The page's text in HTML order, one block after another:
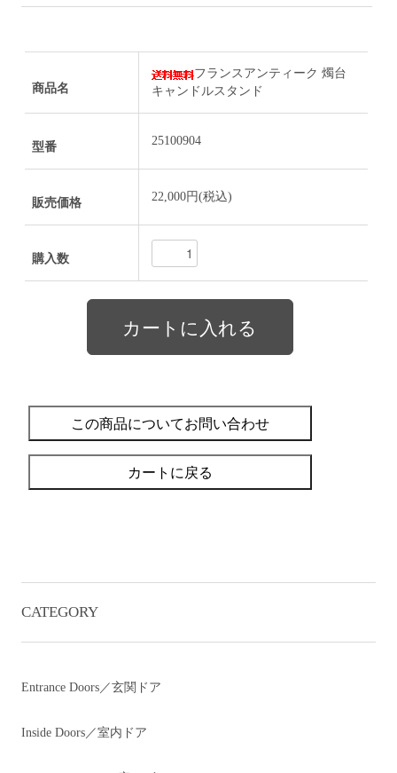
商品名
フランスアンティーク 燭台
キャンドルスタンド
型番 25100904
販売価格 22,000円(税込)
購入数
この商品についてお問い合わせ
カートに戻る
CATEGORY
Entrance Doors／玄関ドア
Inside Doors／室内ドア